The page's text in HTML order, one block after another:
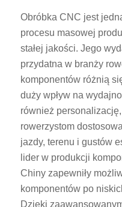
Obróbka CNC jest
procesu masowej
stałej jakości. Jego
przydatna w branży
komponentów różnią
duży wpływ na
również
rowerzystom
jazdy, terenu i gustów
lider w produkcji
Chiny zapewniły
komponentów po
Dzięki